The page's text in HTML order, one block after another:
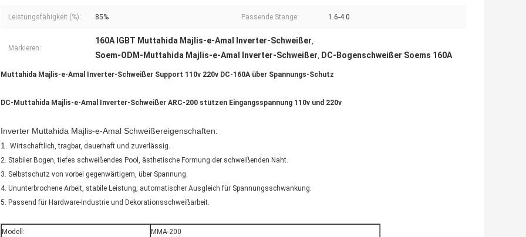
Leistungsfähigkeit (%): 85% Passende Stange: 1.6-4.0
Markieren:
160A IGBT Muttahida Majlis-e-Amal Inverter-Schweißer,
Soem-ODM-Muttahida Majlis-e-Amal Inverter-Schweißer, DC-Bogenschweißer Soems 160A
Muttahida Majlis-e-Amal Inverter-Schweißer Support 110v 220v DC-160A über Spannungs-Schutz
DC-Muttahida Majlis-e-Amal Inverter-Schweißer ARC-200 stützen Eingangsspannung 110v und 220v
Inverter Muttahida Majlis-e-Amal Schweißereigenschaften:
1. Wirtschaftlich, tragbar, dauerhaft und zuverlässig.
2. Stabiler Bogen, tiefes schweißendes Pool, ästhetische Formung der schweißenden Naht.
3. Selbstschutz von vorbei gegenwärtigem, über Spannung.
4. Ununterbrochene Arbeit, stabile Leistung, automatischer Ausgleich für Spannungsschwankung.
5. Passend für Hardware-Industrie und Dekorationsschweißarbeit.
Modell:
MMA-200